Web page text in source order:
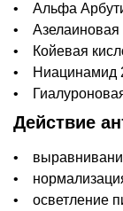
• Альфа
• Азелаиновая
• Койевая
• Ниацинамид
•
Действие
•
•
• осветление